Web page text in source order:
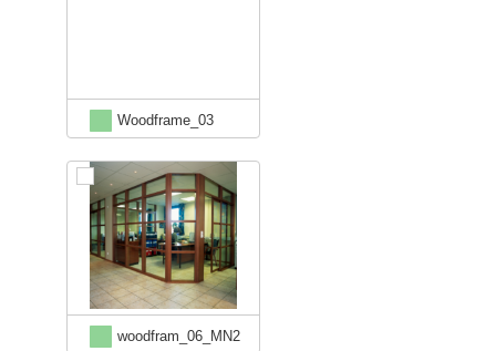
Woodframe_03
woodfram_06_MN2